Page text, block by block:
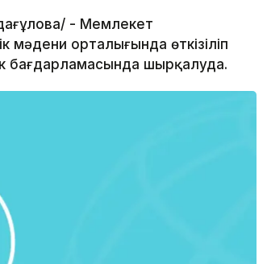
- Мемлекет
мәдени орталығында өткізіліп
бағдарламасында шырқалуда.